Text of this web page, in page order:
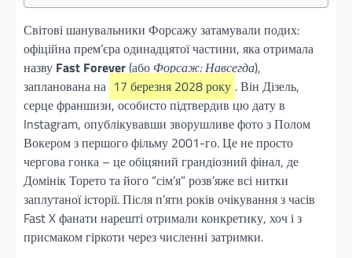
Світові шанувальники Форсажу затамували подих:
офіційна прем’єра одинадцятої частини, яка отримала
назву Fast Forever(або Форсаж: Навсегда),
запланована на 17 березня 2028 року . Він Дізель,
серце франшизи, особисто підтвердив цю дату в
Instagram, опублікувавши зворушливе фото з Полом
Вокером з першого фільму 2001-го. Це не просто
чергова гонка – це обіцяний грандіозний фінал, де
Домінік Торето та його “сім’я” розв’яже всі нитки
заплутаної історії. Після п’яти років очікування з часів
Fast X фанати нарешті отримали конкретику, хоч і з
присмаком гіркоти через численні затримки.